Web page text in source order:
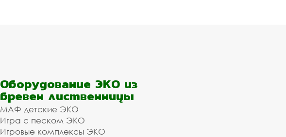
Оборудование ЭКО из
бревен лиственницы
МАФ детские ЭКО
Игра с песком ЭКО
Игровые комплексы ЭКО